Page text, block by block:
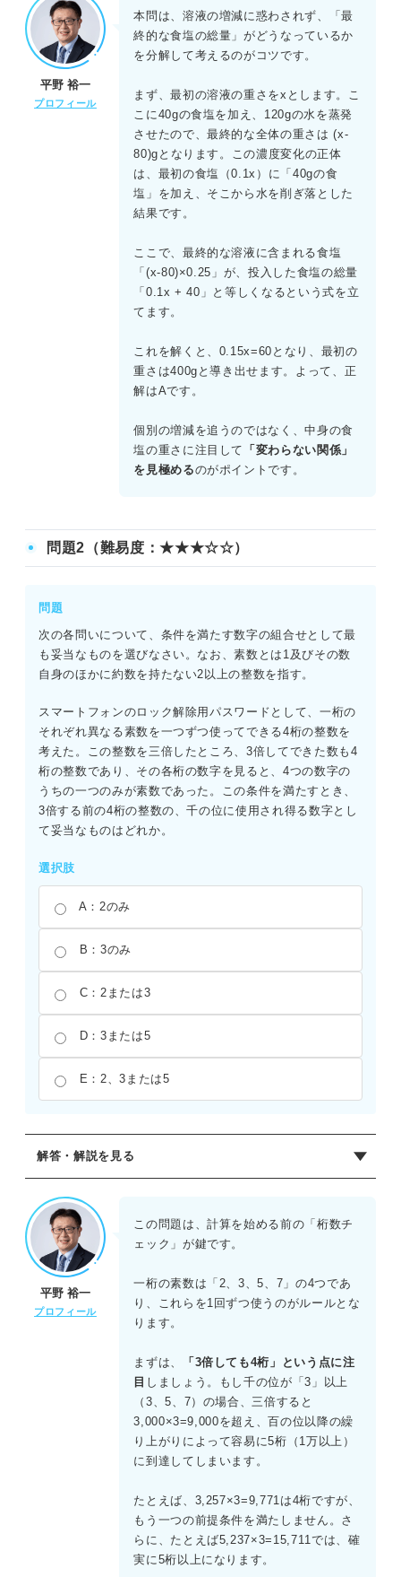
最初にあった食塩水をxgとおく。食塩水に40gの食塩を加
え、120gの水を蒸発させた後の食塩水の総量は、x+40-
120=x-80gとなる。次に、溶けている「食塩の量」に注目
して方程式を立てる。（最初の食塩）＋（加えた食塩）＝
（最終的な食塩）0.1x+40=0.25(x-80)この方程式を解く
と、0.1x+40=0.25x-20 0.15x=60 x=400 したがって、最初
にあった食塩水は400gである。
平野 裕一
プロフィール
本問は、溶液の増減に惑わされず、「最
終的な食塩の総量」がどうなっているか
を分解して考えるのがコツです。
まず、最初の溶液の重さをxとします。こ
こに40gの食塩を加え、120gの水を蒸発
させたので、最終的な全体の重さは (x-
80)gとなります。この濃度変化の正体
は、最初の食塩（0.1x）に「40gの食
塩」を加え、そこから水を削ぎ落とした
結果です。
ここで、最終的な溶液に含まれる食塩
「(x-80)×0.25」が、投入した食塩の総量
「0.1x + 40」と等しくなるという式を立
てます。
これを解くと、0.15x=60となり、最初の
重さは400gと導き出せます。よって、正
解はAです。
個別の増減を追うのではなく、中身の食
塩の重さに注目して 「変わらない関係」
を見極めるのがポイントです。
問題2（難易度：★★★☆☆）
問題
次の各問いについて、条件を満たす数字の組合せとして最
も妥当なものを選びなさい。なお、素数とは1及びその数
自身のほかに約数を持たない2以上の整数を指す。
スマートフォンのロック解除用パスワードとして、一桁の
それぞれ異なる素数を一つずつ使ってできる4桁の整数を
考えた。この整数を三倍したところ、3倍してできた数も4
桁の整数であり、その各桁の数字を見ると、4つの数字の
うちの一つのみが素数であった。この条件を満たすとき、
3倍する前の4桁の整数の、千の位に使用され得る数字とし
て妥当なものはどれか。
選択肢
A：2のみ
B：3のみ
C：2または3
D：3または5
E：2、3または5
解答・解説を見る
正解：A
一桁の素数は2、3、5、7の4つである。これらを3倍しても
4桁にとどめるためには、元の整数の千の位は2でなければ
ならない（3以上だと3倍したとき一万を超えて5桁にな
る）。千の位を2に固定し、残りの3、5、7を並べ替えて検
討する。2,357を3倍すると7,071となり素数が二つある。
2,375を3倍すると7125となり素数は7のみの一つである。
2,735を3倍すると8,205となり素数は2のみの一つである。
2,753を3倍すると8,259となり素数は2と5の二つである。
したがって、条件を満たす千の位は2のみである。
平野 裕一
プロフィール
この問題は、計算を始める前の「桁数チ
ェック」が鍵です。
一桁の素数は「2、3、5、7」の4つであ
り、これらを1回ずつ使うのがルールとな
ります。
まずは、
「3倍しても4桁」という点に注
目 しましょう。もし千の位が「3」以上
（3、5、7）の場合、三倍すると
3,000×3=9,000を超え、百の位以降の繰
り上がりによって容易に5桁（1万以上）
に到達してしまいます。
たとえば、3,257×3=9,771は4桁ですが、
もう一つの前提条件を満たしません。さ
らに、たとえば5,237×3=15,711では、確
実に5桁以上になります。